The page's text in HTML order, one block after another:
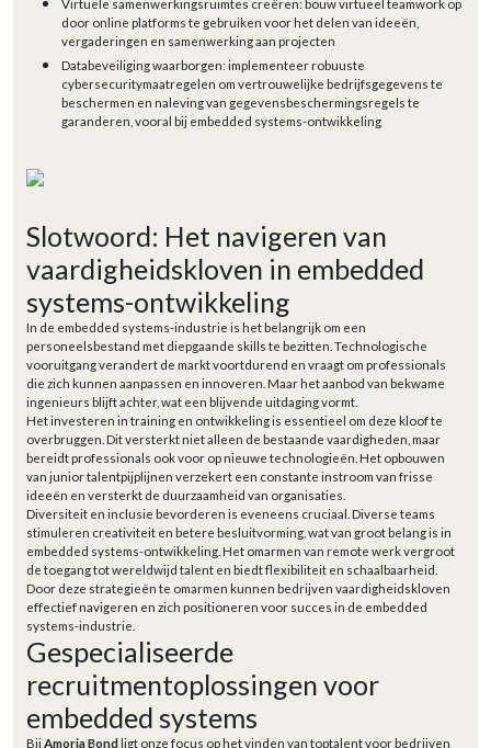
Virtuele samenwerkingsruimtes creëren: bouw virtueel teamwork op
door online platforms te gebruiken voor het delen van ideeën,
vergaderingen en samenwerking aan projecten
Databeveiliging waarborgen: implementeer robuuste
cybersecuritymaatregelen om vertrouwelijke bedrijfsgegevens te
beschermen en naleving van gegevensbeschermingsregels te
garanderen, vooral bij embedded systems-ontwikkeling
Slotwoord: Het navigeren van
vaardigheidskloven in embedded
systems-ontwikkeling
In de embedded systems-industrie is het belangrijk om een
personeelsbestand met diepgaande skills te bezitten. Technologische
vooruitgang verandert de markt voortdurend en vraagt om professionals
die zich kunnen aanpassen en innoveren. Maar het aanbod van bekwame
ingenieurs blijft achter, wat een blijvende uitdaging vormt.
Het investeren in training en ontwikkeling is essentieel om deze kloof te
overbruggen. Dit versterkt niet alleen de bestaande vaardigheden, maar
bereidt professionals ook voor op nieuwe technologieën. Het opbouwen
van junior talentpijplijnen verzekert een constante instroom van frisse
ideeën en versterkt de duurzaamheid van organisaties.
Diversiteit en inclusie bevorderen is eveneens cruciaal. Diverse teams
stimuleren creativiteit en betere besluitvorming, wat van groot belang is in
embedded systems-ontwikkeling. Het omarmen van remote werk vergroot
de toegang tot wereldwijd talent en biedt flexibiliteit en schaalbaarheid.
Door deze strategieën te omarmen kunnen bedrijven vaardigheidskloven
effectief navigeren en zich positioneren voor succes in de embedded
systems-industrie.
Gespecialiseerde
recruitmentoplossingen voor
embedded systems
BijAmoria Bond ligt onze focus op het vinden van toptalent voor bedrijven